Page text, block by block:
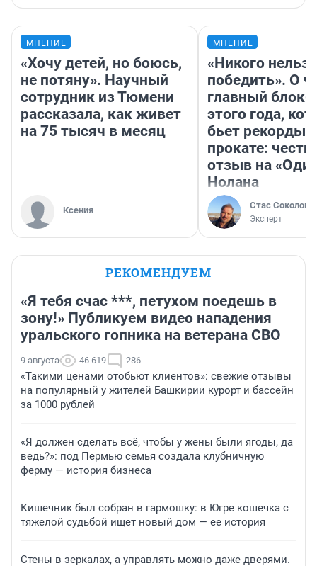
МНЕНИЕ
«Хочу детей, но боюсь,
не потяну». Научный
сотрудник из Тюмени
рассказала, как живет
на 75 тысяч в месяц
Ксения
МНЕНИЕ
«Никого нельзя
победить». О
главный
этого года,
бьет рекорды в
прокате:
отзыв на
Нолана
Стас Соколов
Эксперт
РЕКОМЕНДУЕМ
«Я тебя счас ***, петухом поедешь в
зону!» Публикуем видео нападения
уральского гопника на ветерана СВО
9 августа 46 619 286
«Такими ценами отобьют клиентов»: свежие отзывы
на популярный у жителей Башкирии курорт и бассейн
за 1000 рублей
«Я должен сделать всё, чтобы у жены были ягоды, да
ведь?»: под Пермью семья создала клубничную
ферму — история бизнеса
Кишечник был собран в гармошку: в Югре кошечка с
тяжелой судьбой ищет новый дом — ее история
Стены в зеркалах, а управлять можно даже дверями.